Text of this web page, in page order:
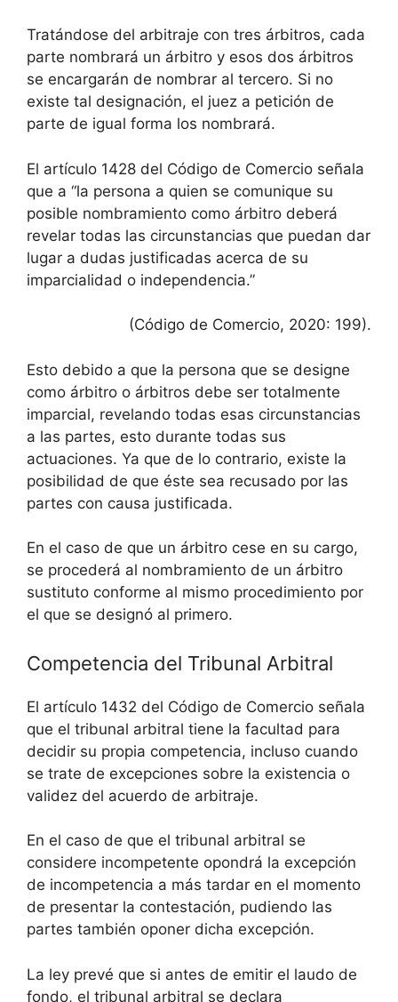
Tratándose del arbitraje con tres árbitros, cada
parte nombrará un árbitro y esos dos árbitros
se encargarán de nombrar al tercero. Si no
existe tal designación, el juez a petición de
parte de igual forma los nombrará.
El artículo 1428 del Código de Comercio señala
que a “la persona a quien se comunique su
posible nombramiento como árbitro deberá
revelar todas las circunstancias que puedan dar
lugar a dudas justificadas acerca de su
imparcialidad o independencia.”
(Código de Comercio, 2020: 199).
Esto debido a que la persona que se designe
como árbitro o árbitros debe ser totalmente
imparcial, revelando todas esas circunstancias
a las partes, esto durante todas sus
actuaciones. Ya que de lo contrario, existe la
posibilidad de que éste sea recusado por las
partes con causa justificada.
En el caso de que un árbitro cese en su cargo,
se procederá al nombramiento de un árbitro
sustituto conforme al mismo procedimiento por
el que se designó al primero.
Competencia del Tribunal Arbitral
El artículo 1432 del Código de Comercio señala
que el tribunal arbitral tiene la facultad para
decidir su propia competencia, incluso cuando
se trate de excepciones sobre la existencia o
validez del acuerdo de arbitraje.
En el caso de que el tribunal arbitral se
considere incompetente opondrá la excepción
de incompetencia a más tardar en el momento
de presentar la contestación, pudiendo las
partes también oponer dicha excepción.
La ley prevé que si antes de emitir el laudo de
fondo, el tribunal arbitral se declara